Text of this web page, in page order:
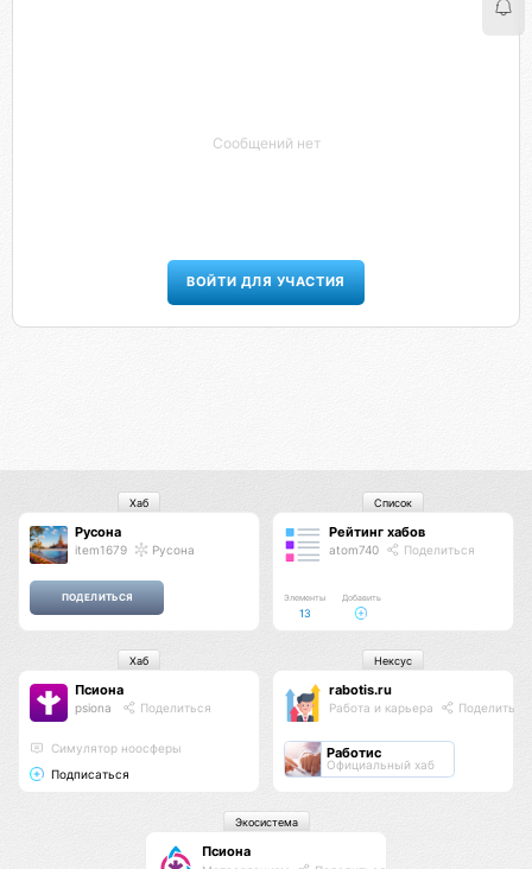
Сообщений нет
ВОЙТИ ДЛЯ УЧАСТИЯ
Русона
item1679 Русона
Хаб
Рейтинг хабов
atom740 Поделиться
Элементы
13
Добавить
Список
Псиона
psiona Поделиться
Cимулятор ноосферы
Подписаться
Хаб
rabotis.ru
Работа и карьера Поделиться
Работис
Официальный хаб
Нексус
Псиона
Экосистема